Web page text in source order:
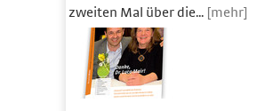
zweiten Mal über die... [mehr]